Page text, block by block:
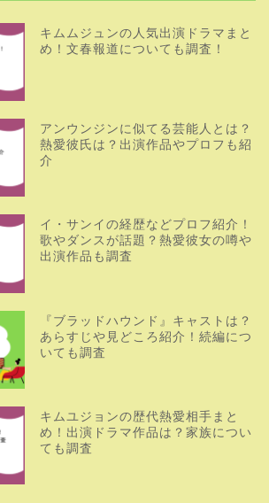
キムムジュンの人気出演ドラマまと
め！文春報道についても調査！
アンウンジンに似てる芸能人とは？
熱愛彼氏は？出演作品やプロフも紹
介
イ・サンイの経歴などプロフ紹介！
歌やダンスが話題？熱愛彼女の噂や
出演作品も調査
『ブラッドハウンド』キャストは？
あらすじや見どころ紹介！続編につ
いても調査
キムユジョンの歴代熱愛相手まと
め！出演ドラマ作品は？家族につい
ても調査